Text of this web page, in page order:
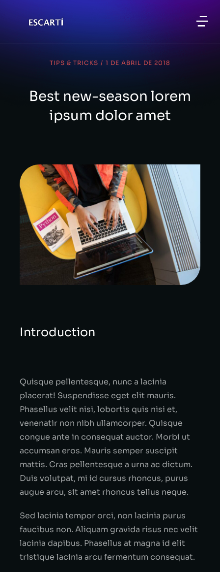
TIPS & TRICKS / 1 DE ABRIL DE 2018
Best new-season lorem
ipsum dolor amet
Introduction
Quisque pellentesque, nunc a lacinia
placerat! Suspendisse eget elit mauris.
Phasellus velit nisi, lobortis quis nisi et,
venenatir non nibh ullamcorper. Quisque
congue ante in consequat auctor. Morbi ut
accumsan eros. Mauris semper suscipit
mattis. Cras pellentesque a urna ac dictum.
Duis volutpat, mi id cursus rhoncus, purus
augue arcu, sit amet rhoncus tellus neque.
Sed lacinia tempor orci, non lacinia purus
faucibus non. Aliquam gravida risus nec velit
lacinia dapibus. Phasellus at magna id elit
tristique lacinia arcu fermentum consequat.